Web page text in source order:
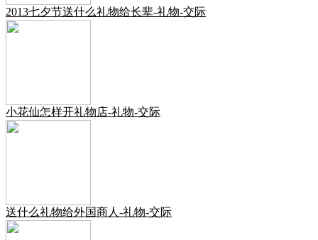
2013七夕节送什么礼物给长辈-礼物-交际
小花仙怎样开礼物店-礼物-交际
送什么礼物给外国商人-礼物-交际